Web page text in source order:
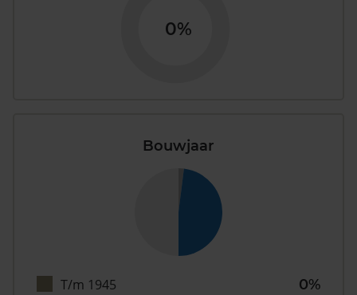
0%
Bouwjaar
T/m 1945
0%